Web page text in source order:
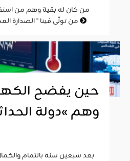
من تولّى فينا " الصدارة
وهم »دولة